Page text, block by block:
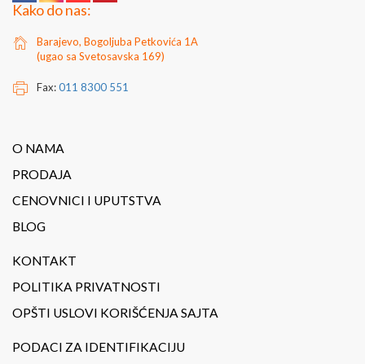
Kako do nas:
Barajevo, Bogoljuba Petkovića 1A
(ugao sa Svetosavska 169)
Fax:011 8300 551
O NAMA
PRODAJA
CENOVNICI I UPUTSTVA
BLOG
KONTAKT
POLITIKA PRIVATNOSTI
OPŠTI USLOVI KORIŠĆENJA SAJTA
PODACI ZA IDENTIFIKACIJU